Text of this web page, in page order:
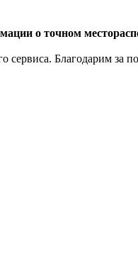
о точном
Благодарим за